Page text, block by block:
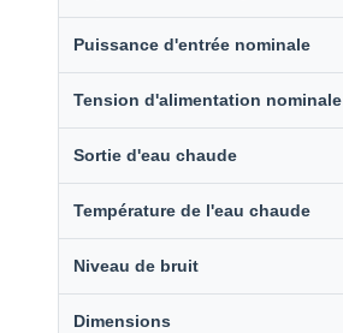
Puissance d'entrée nominale
Tension d'alimentation nominale
Sortie d'eau chaude
Température de l'eau chaude
Niveau de bruit
Dimensions